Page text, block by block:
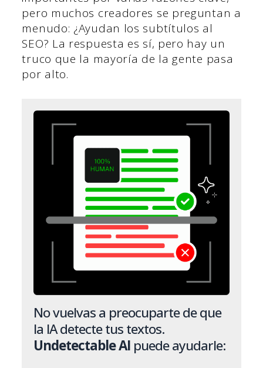
pero muchos creadores se preguntan a
menudo: ¿Ayudan los subtítulos al
SEO? La respuesta es sí, pero hay un
truco que la mayoría de la gente pasa
por alto.
No vuelvas a preocuparte de que
la IA detecte tus textos.
Undetectable AI puede ayudarle: